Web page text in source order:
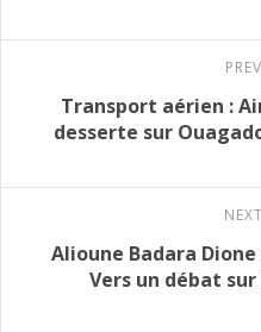
Transport aérien :
desserte sur
Alioune Badara
Vers un débat